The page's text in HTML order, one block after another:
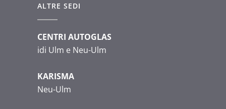
ALTRE SEDI
CENTRI AUTOGLAS
idi Ulm e Neu-Ulm
KARISMA
Neu-Ulm